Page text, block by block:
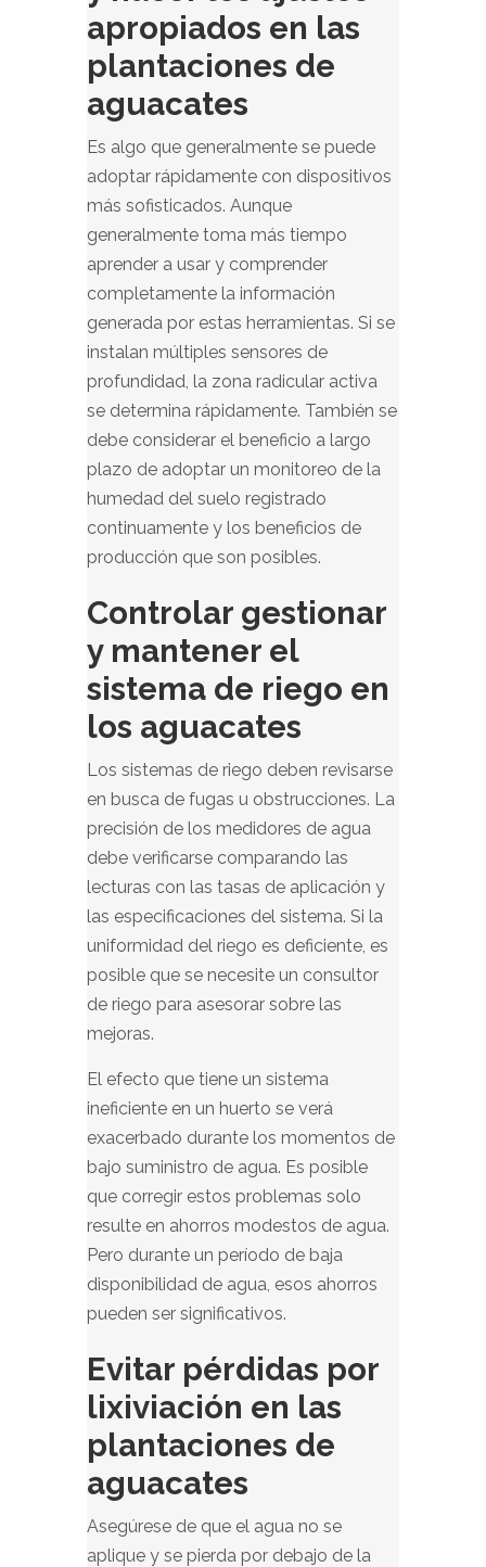
apropiados en las
plantaciones de
aguacates
Es algo que generalmente se puede
adoptar rápidamente con dispositivos
más sofisticados. Aunque
generalmente toma más tiempo
aprender a usar y comprender
completamente la información
generada por estas herramientas. Si se
instalan múltiples sensores de
profundidad, la zona radicular activa
se determina rápidamente. También se
debe considerar el beneficio a largo
plazo de adoptar un monitoreo de la
humedad del suelo registrado
continuamente y los beneficios de
producción que son posibles.
Controlar gestionar
y mantener el
sistema de riego en
los aguacates
Los sistemas de riego deben revisarse
en busca de fugas u obstrucciones. La
precisión de los medidores de agua
debe verificarse comparando las
lecturas con las tasas de aplicación y
las especificaciones del sistema. Si la
uniformidad del riego es deficiente, es
posible que se necesite un consultor
de riego para asesorar sobre las
mejoras.
El efecto que tiene un sistema
ineficiente en un huerto se verá
exacerbado durante los momentos de
bajo suministro de agua. Es posible
que corregir estos problemas solo
resulte en ahorros modestos de agua.
Pero durante un período de baja
disponibilidad de agua, esos ahorros
pueden ser significativos.
Evitar pérdidas por
lixiviación en las
plantaciones de
aguacates
Asegúrese de que el agua no se
aplique y se pierda por debajo de la